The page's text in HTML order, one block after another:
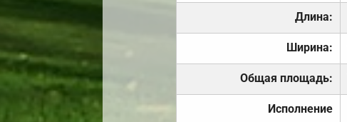
Длина:
Ширина:
Общая площадь:
Исполнение